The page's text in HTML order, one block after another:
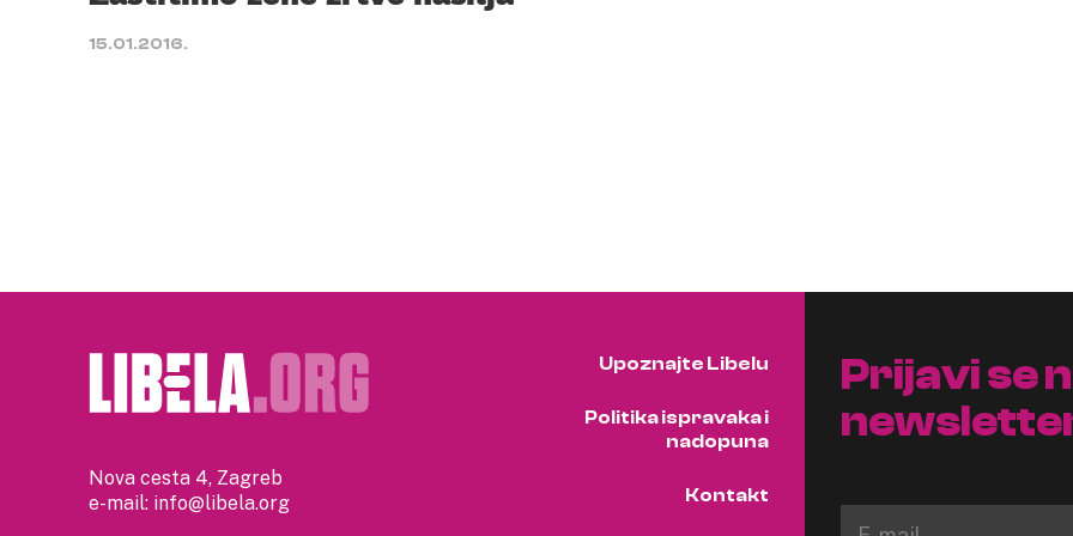
15.01.2016.
Nova cesta 4, Zagreb
e-mail: info@libela.org
Upoznajte Libelu
Politika ispravaka i
nadopuna
Kontakt
Prijavi se